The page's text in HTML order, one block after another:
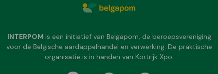
INTERPOM is een initiatief van Belgapom, de beroepsvereniging
voor de Belgische aardappelhandel en verwerking. De praktische
organisatie is in handen van Kortrijk Xpo.